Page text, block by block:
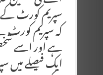
سپریم کورٹ
کہ سپریم
ایک فیصلے میں